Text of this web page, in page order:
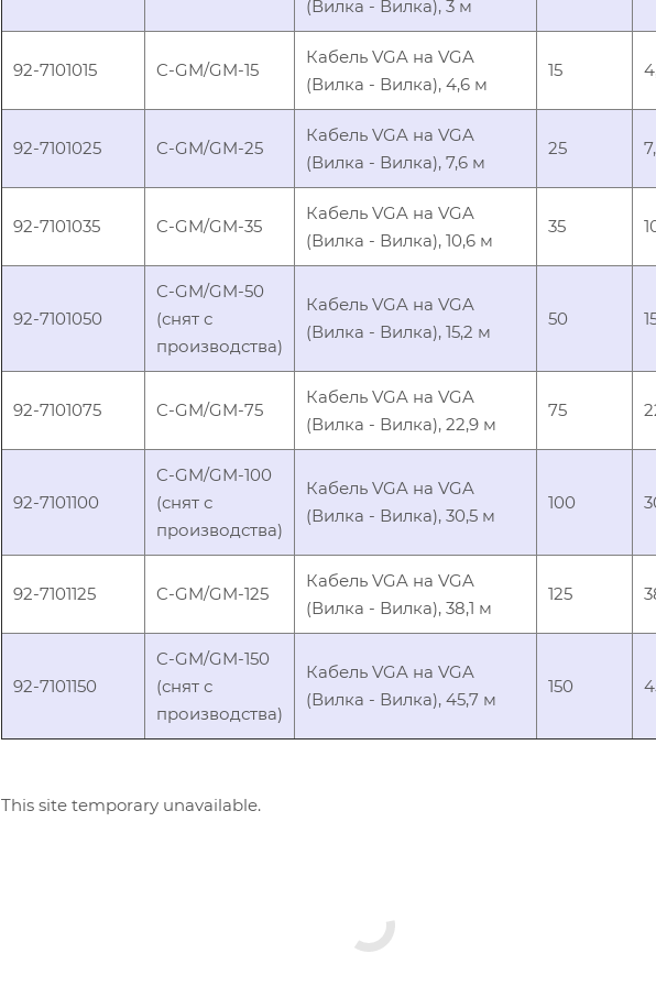
(Вилка - Вилка), 3 м
92-7101015 C-GM/GM-15
Кабель VGA на VGA
(Вилка - Вилка), 4,6 м
15
92-7101025 C-GM/GM-25
Кабель VGA на VGA
(Вилка - Вилка), 7,6 м
25
92-7101035 C-GM/GM-35
Кабель VGA на VGA
(Вилка - Вилка), 10,6 м
35
92-7101050
C-GM/GM-50
(снят с
производства)
Кабель VGA на VGA
(Вилка - Вилка), 15,2 м
50
92-7101075 C-GM/GM-75
Кабель VGA на VGA
(Вилка - Вилка), 22,9 м
75
92-7101100
C-GM/GM-100
(снят с
производства)
Кабель VGA на VGA
(Вилка - Вилка), 30,5 м
100
92-7101125 C-GM/GM-125
Кабель VGA на VGA
(Вилка - Вилка), 38,1 м
125
92-7101150
C-GM/GM-150
(снят с
производства)
Кабель VGA на VGA
(Вилка - Вилка), 45,7 м
150
This site temporary unavailable.